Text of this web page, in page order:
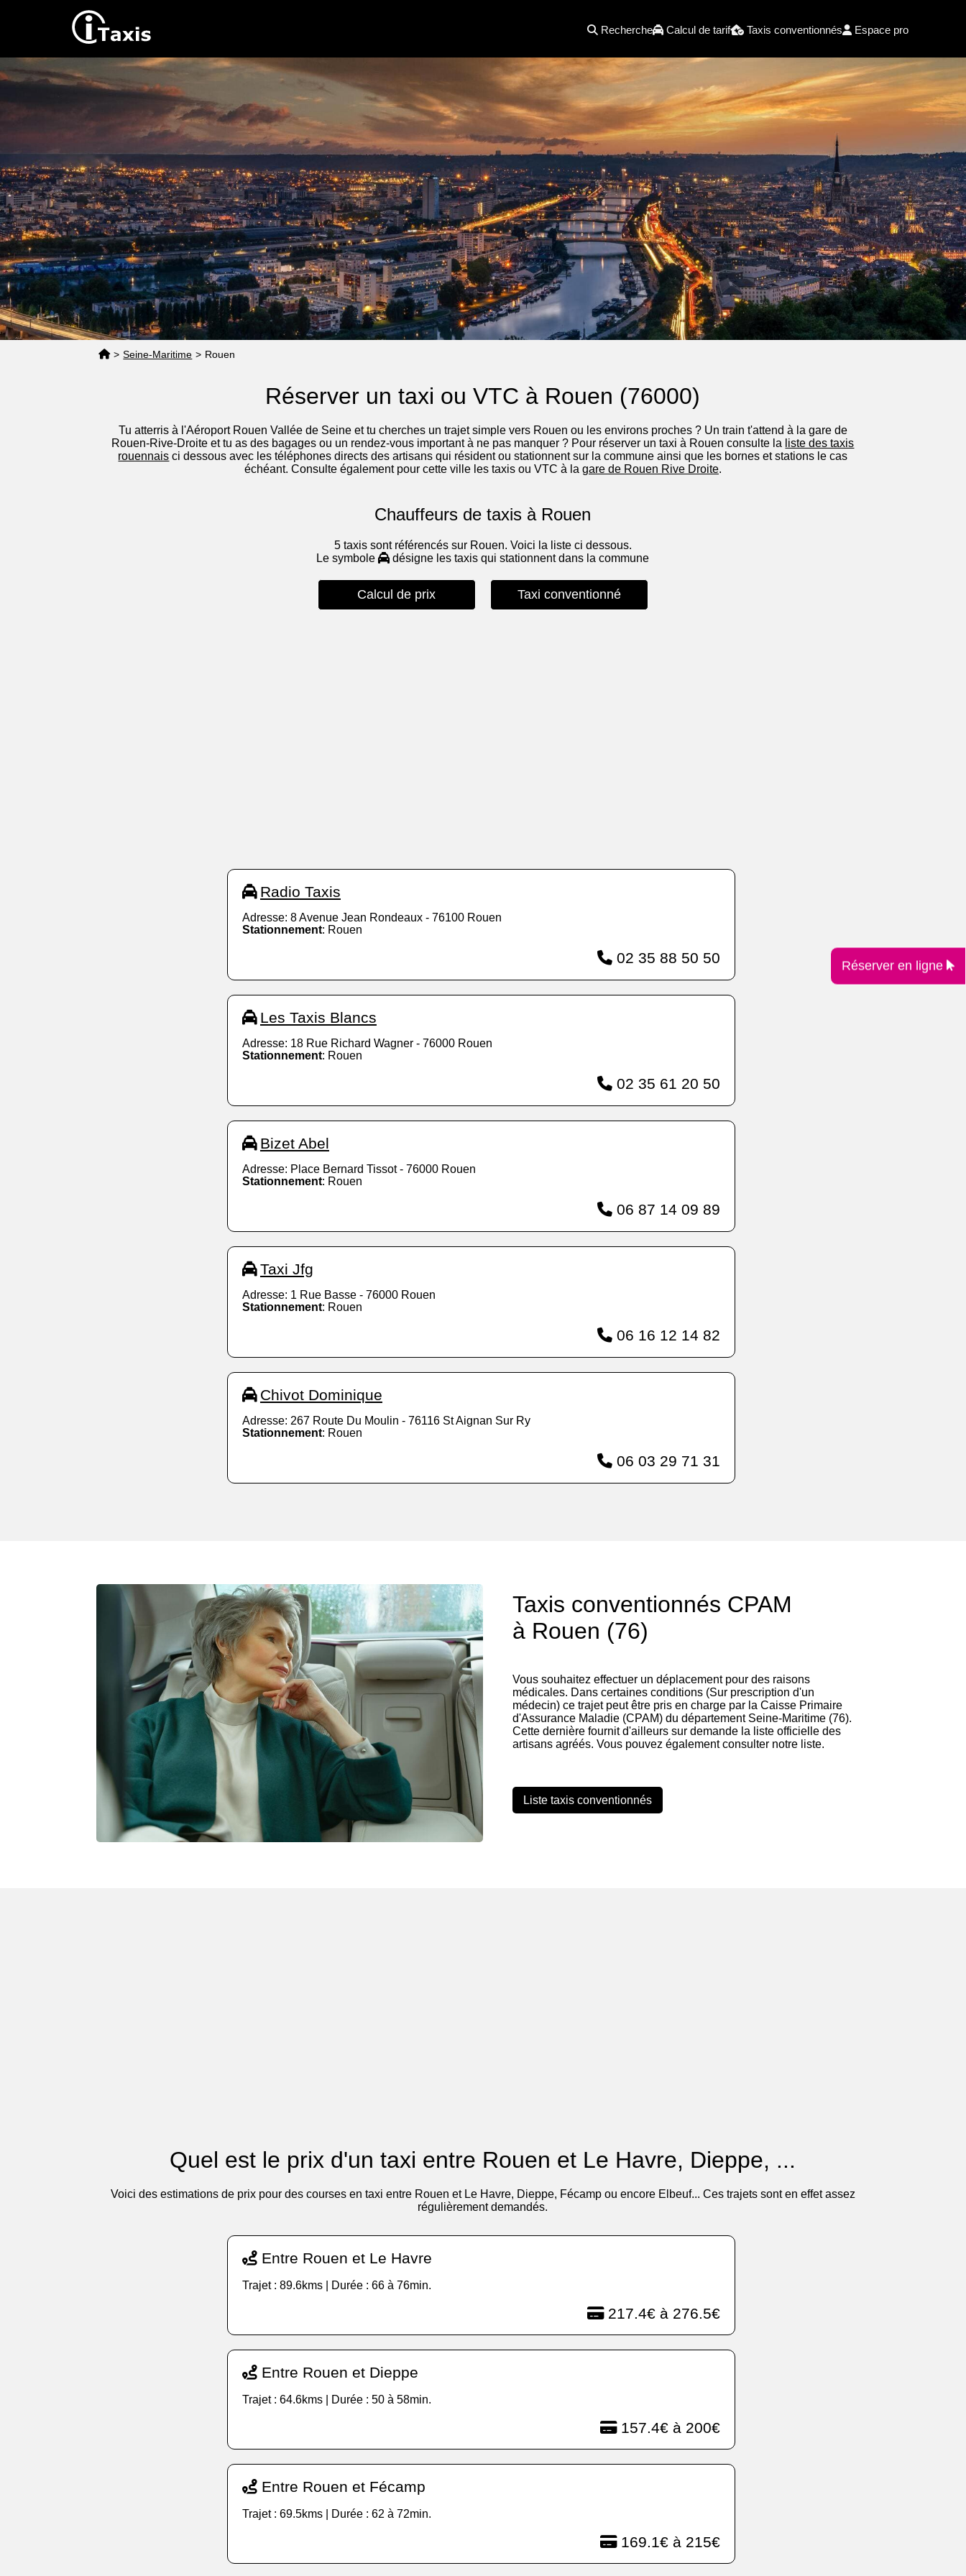
Recherche Calcul de tarif Taxis conventionnés Espace pro
> Seine-Maritime > Rouen
Réserver un taxi ou VTC à Rouen (76000)
Tu atterris à l'Aéroport Rouen Vallée de Seine et tu cherches un trajet simple vers Rouen ou les environs proches ? Un train t'attend à la gare de
Rouen-Rive-Droite et tu as des bagages ou un rendez-vous important à ne pas manquer ? Pour réserver un taxi à Rouen consulte la liste des taxis
rouennais ci dessous avec les téléphones directs des artisans qui résident ou stationnent sur la commune ainsi que les bornes et stations le cas
échéant. Consulte également pour cette ville les taxis ou VTC à la gare de Rouen Rive Droite.
Chauffeurs de taxis à Rouen
5 taxis sont référencés sur Rouen. Voici la liste ci dessous.
Le symbole
désigne les taxis qui stationnent dans la commune
Calcul de prix Taxi conventionné
Radio Taxis
Adresse: 8 Avenue Jean Rondeaux - 76100 Rouen
Stationnement: Rouen
02 35 88 50 50
Les Taxis Blancs
Adresse: 18 Rue Richard Wagner - 76000 Rouen
Stationnement: Rouen
02 35 61 20 50
Bizet Abel
Adresse: Place Bernard Tissot - 76000 Rouen
Stationnement: Rouen
06 87 14 09 89
Taxi Jfg
Adresse: 1 Rue Basse - 76000 Rouen
Stationnement: Rouen
06 16 12 14 82
Chivot Dominique
Adresse: 267 Route Du Moulin - 76116 St Aignan Sur Ry
Stationnement: Rouen
06 03 29 71 31
Taxis conventionnés CPAM
à Rouen (76)
Vous souhaitez effectuer un déplacement pour des raisons
médicales. Dans certaines conditions (Sur prescription d'un
médecin) ce trajet peut être pris en charge par la Caisse Primaire
d'Assurance Maladie (CPAM) du département Seine-Maritime (76).
Cette dernière fournit d'ailleurs sur demande la liste officielle des
artisans agréés. Vous pouvez également consulter notre liste.
Liste taxis conventionnés
Quel est le prix d'un taxi entre Rouen et Le Havre, Dieppe, ...
Voici des estimations de prix pour des courses en taxi entre Rouen et Le Havre, Dieppe, Fécamp ou encore Elbeuf... Ces trajets sont en effet assez
régulièrement demandés.
Entre Rouen et Le Havre
Trajet : 89.6kms | Durée : 66 à 76min.
217.4€ à 276.5€
Entre Rouen et Dieppe
Trajet : 64.6kms | Durée : 50 à 58min.
157.4€ à 200€
Entre Rouen et Fécamp
Trajet : 69.5kms | Durée : 62 à 72min.
169.1€ à 215€
Réserver en ligne